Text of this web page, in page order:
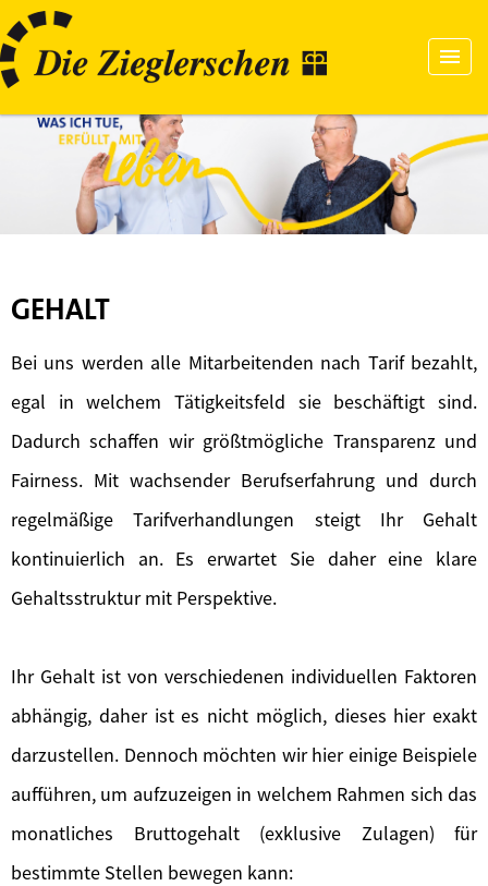
GEHALT
Bei uns werden alle Mitarbeitenden nach Tarif bezahlt,
egal in welchem Tätigkeitsfeld sie beschäftigt sind.
Dadurch schaffen wir größtmögliche Transparenz und
Fairness. Mit wachsender Berufserfahrung und durch
regelmäßige Tarifverhandlungen steigt Ihr Gehalt
kontinuierlich an. Es erwartet Sie daher eine klare
Gehaltsstruktur mit Perspektive.
Ihr Gehalt ist von verschiedenen individuellen Faktoren
abhängig, daher ist es nicht möglich, dieses hier exakt
darzustellen. Dennoch möchten wir hier einige Beispiele
aufführen, um aufzuzeigen in welchem Rahmen sich das
monatliches Bruttogehalt (exklusive Zulagen) für
bestimmte Stellen bewegen kann: